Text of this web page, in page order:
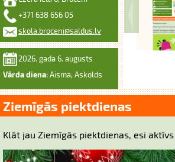
+371 638 656 05
skola.broceni@saldus.lv
2026. gada 6. augusts
Vārda diena: Aisma, Askolds
Ziemīgās piektdienas
Klāt jau Ziemīgās piektdienas, esi